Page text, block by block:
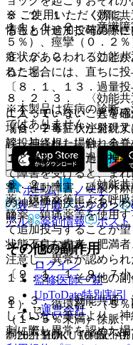
８．２．１． 〈効能共
ること（追加投与の際
８．２．２． 〈効能共
ること。
８．２．３． 〈効能共
に入っていないことを
場合、中毒症状が発現
誤投与された場合、全
１．３、１３．過量投
８．２．４． 〈効能共
薬、鎮痛薬等による呼
静薬、鎮痛薬等を使用
て追加投与することが
状態不良な患者、肥満
注意し、異常が認めら
〔９．１．１、９．７
８．３． 〈効能共通〉
していない等により、
刺に際し異常を認めた
１１．１．２． 意識障
５％）、痙攣（０．２
症状があらわれること
れた場合には、直ちに
〔８．１、１３．過量
１１．１．３． 異常感
（０．２％）：注射針
幹、神経根）に触れる
ことがある。また、神
て障害を受けると、ま
害、運動障害、硬膜外
の神経学的疾患があら
照〕。
その他の副作用
１１．２． その他の副
１）． 循環器：（５％
（１〜５％未満）徐脈
洞性不整脈、（頻度不
※ ご使用いただく際に
情報も併せてご確認下
※本製品は疾病の診断・
ではありません。
ホーム
ノート
表・計算
レジメン
アル
薬剤情報 ポスト
新規登録
ログイン
監修医師一覧
UpToDate特別割引
運営会社
© 2021 HOKUTO Inc. All